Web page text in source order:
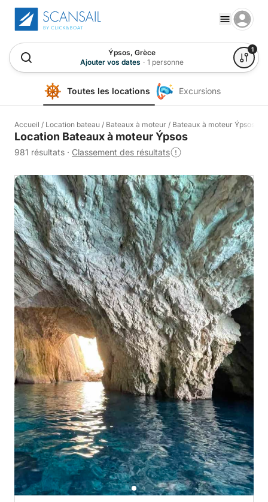
Ýpsos, Grèce
Ajouter vos dates · 1 personne
1
Toutes les locations Excursions
Accueil / Location bateau / Bateaux à moteur / Bateaux à moteur Ýpsos
Location Bateaux à moteur Ýpsos
981 résultats · Classement des résultats